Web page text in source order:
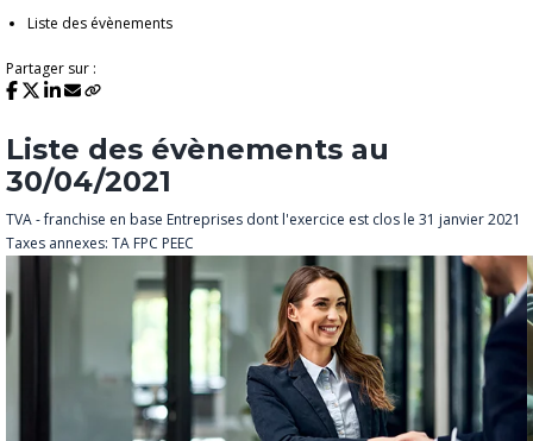
Liste des évènements
Partager sur :
Liste des évènements au
30/04/2021
TVA - franchise en base Entreprises dont l'exercice est clos le 31 janvier 2021
Taxes annexes: TA FPC PEEC